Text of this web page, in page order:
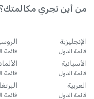
من أين تجري
الإنجليزية
قائمة الدول قائمة
الأسبانية
قائمة الدول قائمة
العربية
قائمة الدول قائمة